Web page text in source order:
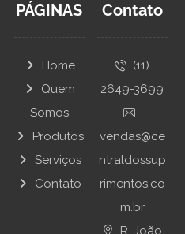
PÁGINAS
Home
Quem
Somos
Produtos
Serviços
Contato
Contato
(11)
2649-3699
vendas@ce
ntraldossup
rimentos.co
m.br
R. João